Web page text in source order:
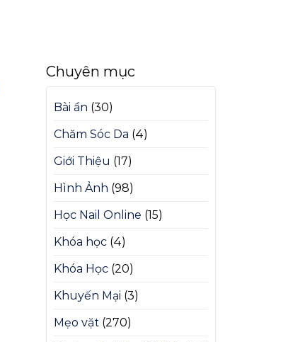
Chuyên mục
Bài ẩn (30)
Chăm Sóc Da (4)
Giới Thiệu (17)
Hình Ảnh (98)
Học Nail Online (15)
Khóa học (4)
Khóa Học (20)
Khuyến Mại (3)
Mẹo vặt (270)